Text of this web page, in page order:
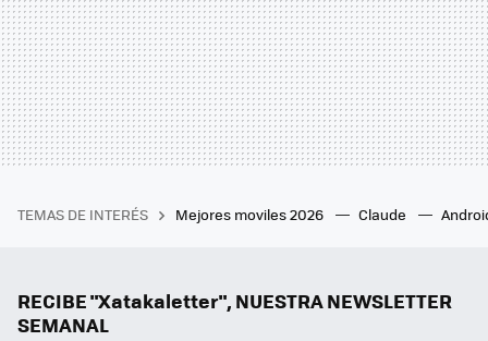
TEMAS DE INTERÉS Mejores moviles 2026 Claude
RECIBE "Xatakaletter", NUESTRA NEWSLETTER
SEMANAL